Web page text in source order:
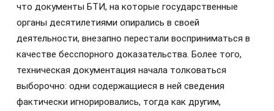
что документы БТИ, на которые государственные
органы десятилетиями опирались в своей
деятельности, внезапно перестали восприниматься в
качестве бесспорного доказательства. Более того,
техническая документация начала толковаться
выборочно: одни содержащиеся в ней сведения
фактически игнорировались, тогда как другим,